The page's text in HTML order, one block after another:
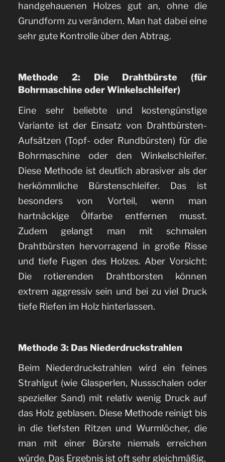
handgehauenen Holzes gut an, ohne die
Grundform zu verändern. Man hat dabei eine
sehr gute Kontrolle über den Abtrag.
Methode 2: Die Drahtbürste (für
Bohrmaschine oder Winkelschleifer)
Eine sehr beliebte und kostengünstige
Variante ist der Einsatz von Drahtbürsten-
Aufsätzen (Topf- oder Rundbürsten) für die
Bohrmaschine oder den Winkelschleifer.
Diese Methode ist deutlich abrasiver als der
herkömmliche Bürstenschleifer. Das ist
besonders von Vorteil, wenn man
hartnäckige Ölfarbe entfernen musst.
Zudem gelangt man mit schmalen
Drahtbürsten hervorragend in große Risse
und tiefe Fugen des Holzes. Aber Vorsicht:
Die rotierenden Drahtborsten können
extrem aggressiv sein und bei zu viel Druck
tiefe Riefen im Holz hinterlassen.
Methode 3: Das Niederdruckstrahlen
Beim Niederdruckstrahlen wird ein feines
Strahlgut (wie Glasperlen, Nussschalen oder
spezieller Sand) mit relativ wenig Druck auf
das Holz geblasen. Diese Methode reinigt bis
in die tiefsten Ritzen und Wurmlöcher, die
man mit einer Bürste niemals erreichen
würde. Das Ergebnis ist oft sehr gleichmäßig.